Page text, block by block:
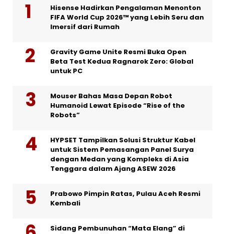
Hisense Hadirkan Pengalaman Menonton
FIFA World Cup 2026™ yang Lebih Seru dan
Imersif dari Rumah
Gravity Game Unite Resmi Buka Open
Beta Test Kedua Ragnarok Zero: Global
untuk PC
Mouser Bahas Masa Depan Robot
Humanoid Lewat Episode “Rise of the
Robots”
HYPSET Tampilkan Solusi Struktur Kabel
untuk Sistem Pemasangan Panel Surya
dengan Medan yang Kompleks di Asia
Tenggara dalam Ajang ASEW 2026
Prabowo Pimpin Ratas, Pulau Aceh Resmi
Kembali
Sidang Pembunuhan “Mata Elang” di